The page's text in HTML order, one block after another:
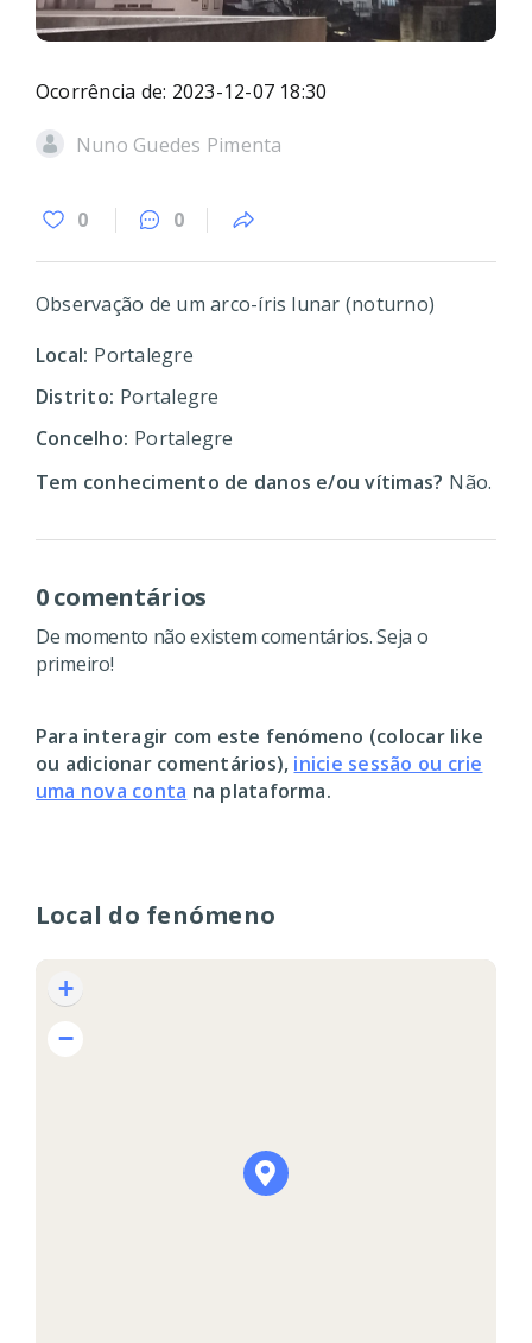
Local do fenómeno
+
−
Ocorrência de: 2023-12-07 18:30
Nuno Guedes Pimenta
0 0
Observação de um arco-íris lunar (noturno)
Local: Portalegre
Distrito: Portalegre
Concelho: Portalegre
Tem conhecimento de danos e/ou vítimas? Não.
0 comentários
De momento não existem comentários. Seja o
primeiro!
Para interagir com este fenómeno (colocar like
ou adicionar comentários), inicie sessão ou crie
uma nova conta na plataforma.